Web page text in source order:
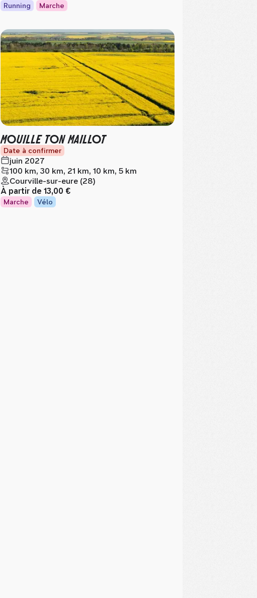
Running Marche
MOUILLE TON MAILLOT
Date à confirmer
juin 2027
100 km, 30 km, 21 km, 10 km, 5 km
Courville-sur-eure (28)
À partir de 13,00 €
Marche Vélo